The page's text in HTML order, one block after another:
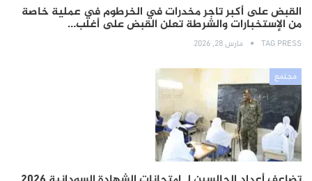
القبض على أكبر تاجر مخدرات في الخرطوم في عملية خاصة
من الإستخبارات والشرطة تعلن القبض على أغلب…
TAG PRESS مارس 28, 2026
مجتمع